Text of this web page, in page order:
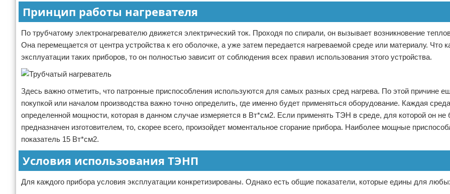
Принцип работы нагревателя
По трубчатому электронагревателю движется электрический ток. Проходя по спирали, он вызывает возникновение
Она перемещается от центра устройства к его оболочке, а уже затем передается нагреваемой среде или материалу. Что
эксплуатации таких приборов, то он полностью зависит от соблюдения всех правил использования этого устройства.
Здесь важно отметить, что патронные приспособления используются для самых разных сред нагрева. По этой причине
покупкой или началом производства важно точно определить, где именно будет применяться оборудование. Каждая
определенной мощности, которая в данном случае измеряется в Вт*см2. Если применять ТЭН в среде, для которой он не
предназначен изготовителем, то, скорее всего, произойдет моментальное сгорание прибора. Наиболее мощные
показатель 15 Вт*см2.
Условия использования ТЭНП
Для каждого прибора условия эксплуатации конкретизированы. Однако есть общие показатели, которые едины для